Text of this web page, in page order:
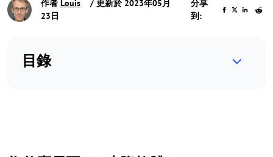
作者 Louis
/ 更新於 2023年05月
23日
分享
到:
目錄